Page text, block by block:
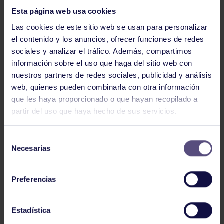
Esta página web usa cookies
Las cookies de este sitio web se usan para personalizar
el contenido y los anuncios, ofrecer funciones de redes
sociales y analizar el tráfico. Además, compartimos
información sobre el uso que haga del sitio web con
nuestros partners de redes sociales, publicidad y análisis
web, quienes pueden combinarla con otra información
que les haya proporcionado o que hayan recopilado a
partir del uso que haya hecho de sus servicios.
Necesarias
Preferencias
Estadística
Balonmano 25 May 2026
LEO CARDELI, CONVOCADO CON
ESPAÑA
Balonmano